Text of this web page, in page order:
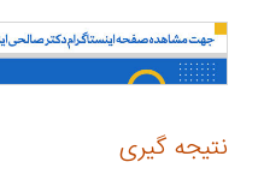
نتیجه گیری